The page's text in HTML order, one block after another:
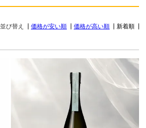
並び替え 価格が安い順 価格が高い順 新着順